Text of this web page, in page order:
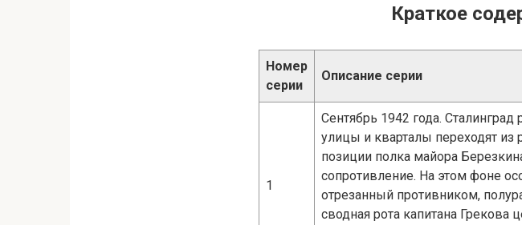
Краткое
Номер
серии
Описание серии
1
Сентябрь 1942 года.
улицы и кварталы переходят
позиции полка майора
сопротивление. На этом фоне
отрезанный противником,
сводная рота капитана Грекова